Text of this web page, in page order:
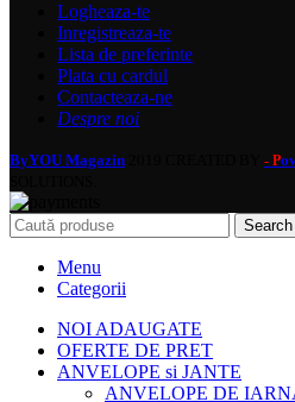
Logheaza-te
Inregistreaza-te
Lista de preferinte
Plata cu cardul
Contacteaza-ne
Despre noi
ByYOU Magazin - P
Search
Menu
Categorii
NOI ADAUGATE
OFERTE DE PRET
ANVELOPE si JANTE
ANVELOPE DE